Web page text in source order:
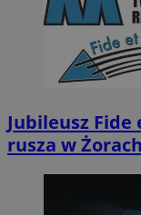
Jubileusz
rusza w